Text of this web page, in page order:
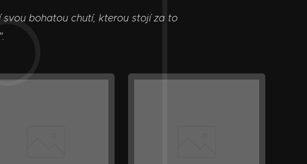
bohatou chutí, kterou stojí za to